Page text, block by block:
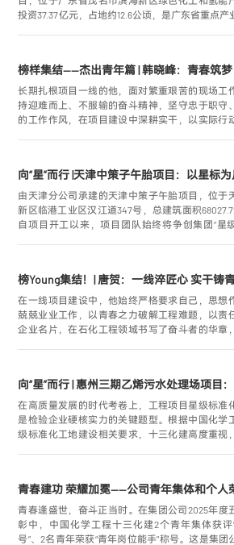
投资37.37亿元，占地约12.6公顷，是广东省重点产
造等领域，对打破国外技术垄断、完善国内新材
助推区域绿色化工产业高质量发展具有重要意义。
长期扎根项目一线的他，面对繁重艰苦的现场工
持迎难而上、不服输的奋斗精神，坚守忠于职守
的工作作风，在项目建设中深耕实干，以实际行
由天津分公司承建的天津中策子午胎项目，位于
新区临港工业区汉江道347号，总建筑面积
自项目开工以来，项目团队始终将争创集团“星
格落实标准化管理举措，高标准推进现场建设，
管理成效与过硬的建设品质，项目成功获评集团公
标准化工地”，以实干实绩展现了项目部的突出成
平。
榜Young集结！| 唐贺：一线淬匠心 实干铸
在一线项目建设中，他始终严格要求自己，思想
兢兢业业工作，以青春之力破解工程难题，以责
企业名片，在石化工程领域书写了奋斗者的华章
在高质量发展的时代考卷上，工程项目星级标准
是检验企业硬核实力的关键题型。根据中国化学
级标准化工地建设相关要求，十三化建高度重视
青春逢盛世，奋斗正当时。在集团公司2025年度
彰中，中国化学工程十三化建2个青年集体获评
号”、2名青年荣获“青年岗位能手”称号。这是集团